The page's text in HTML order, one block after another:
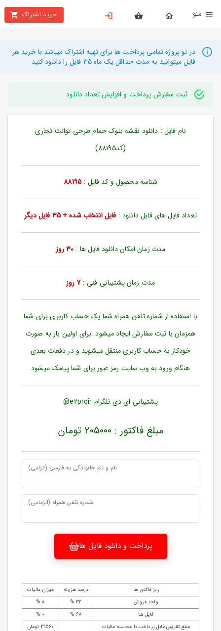
خرید اشتراک
بستن
محصولات
تهیه
راهنما
دانلود
ورود
به
بازیابی
رمز
مندی
ها
در تو پروژه تمامی پرداخت ها برای تهیه اشتراک میباشد با خرید هر
فایل میتوانید به مدت حداقل یک ماه 35 فایل را دانلود کنید
ثبت سفارش پرداخت و افزایش تعداد دانلود
نام فایل : دانلود نقشه بلوک حمام طرحی توالت تجاری
(کد88195)
شناسه محصول و کد فایل :88195
تعداد فایل های قابل دانلود : فایل انتخاب شده + 35 فایل دیگر
مدت زمان امکان دانلود فایل ها : 30 روز
مدت زمان پشتیبانی فنی :7 روز
با استفاده از شماره تلفن همراه شما یک حساب کاربری برای شما
همزمان با ثبت سفارش ایجاد میشود .برای اولین بار به صورت
خودکار به حساب کاربری منتقل میشوید و در دفعات بعدی
هنگام ورود به وب سایت رمز عبور برای شما پیامک میشود
پشتیبانی ای دی تلگرام e2proir@
مبلغ فاکتور : 205000 تومان
نام و نام خانوادگی به فارسی (الزامی)
شماره تلفن همراه (الزمامی)
پرداخت و دانلود فایل ها
ریز فاکتور ها درصد هزینه
میزان مالیات
واحد فروش
32 %
8 %
فایل ها
68 %
0 %
مبلغ تقریبی قابل پرداخت با محاسبه مالیات
211560 تومان